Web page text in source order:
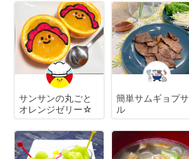
サンサンの丸ごと
オレンジゼリー☆
簡単サムギョプサ
ル